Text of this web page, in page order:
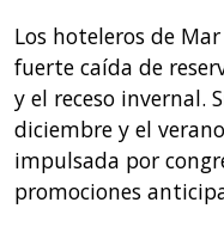
Los hoteleros de
fuerte caída de
y el receso invernal.
diciembre y el
impulsada por
promociones